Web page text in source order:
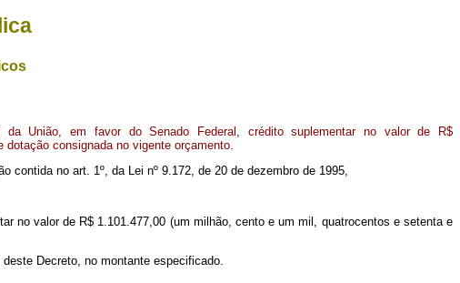
da União, em favor do Senado Federal, crédito suplementar no valor de R$
dotação consignada no vigente orçamento.
no art. 1º, da Lei nº 9.172, de 20 de dezembro de 1995,
no valor de R$ 1.101.477,00 (um milhão, cento e um mil, quatrocentos e setenta e
Decreto, no montante especificado.